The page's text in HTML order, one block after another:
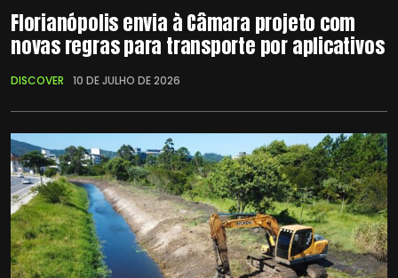
Florianópolis envia à Câmara projeto com
novas regras para transporte por aplicativos
DISCOVER 10 DE JULHO DE 2026